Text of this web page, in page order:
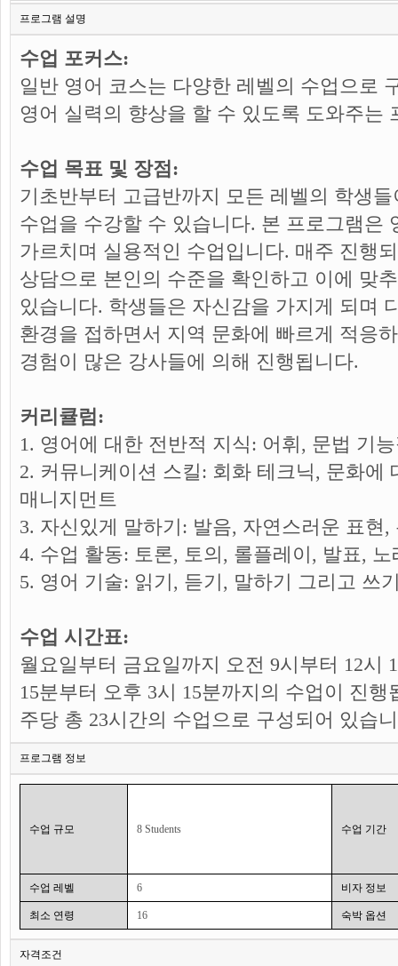
프로그램 설명
수업 포커스:
일반 영어 코스는 다양한 레벨의 수업으로
영어 실력의 향상을 할 수 있도록 도와주는
수업 목표 및 장점:
기초반부터 고급반까지 모든 레벨의 학생
수업을 수강할 수 있습니다. 본 프로그램은
가르치며 실용적인 수업입니다. 매주 진행
상담으로 본인의 수준을 확인하고 이에 맞
있습니다. 학생들은 자신감을 가지게 되며
환경을 접하면서 지역 문화에 빠르게 적응
경험이 많은 강사들에 의해 진행됩니다.
커리큘럼:
1. 영어에 대한 전반적 지식: 어휘, 문법 기
2. 커뮤니케이션 스킬: 회화 테크닉, 문화에
매니지먼트
3. 자신있게 말하기: 발음, 자연스러운 표현,
4. 수업 활동: 토론, 토의, 롤플레이, 발표,
5. 영어 기술: 읽기, 듣기, 말하기 그리고 쓰
수업 시간표:
월요일부터 금요일까지 오전 9시부터 12시
15분부터 오후 3시 15분까지의 수업이 진행
주당 총 23시간의 수업으로 구성되어 있습
프로그램 정보
수업 규모 8 Students 수업 기간
수업 레벨 6 비자 정보
최소 연령 16 숙박 옵션
자격조건